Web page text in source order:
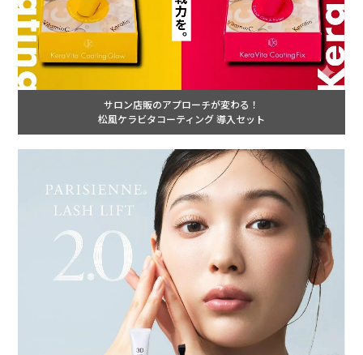
サロン店販のアプローチが変わる！
松風ケラビタコーティング 導入セット